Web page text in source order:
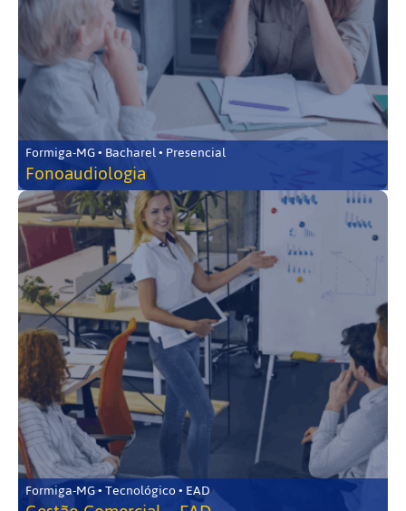
Formiga-MG • Bacharel • Presencial
Fonoaudiologia
Formiga-MG • Tecnológico • EAD